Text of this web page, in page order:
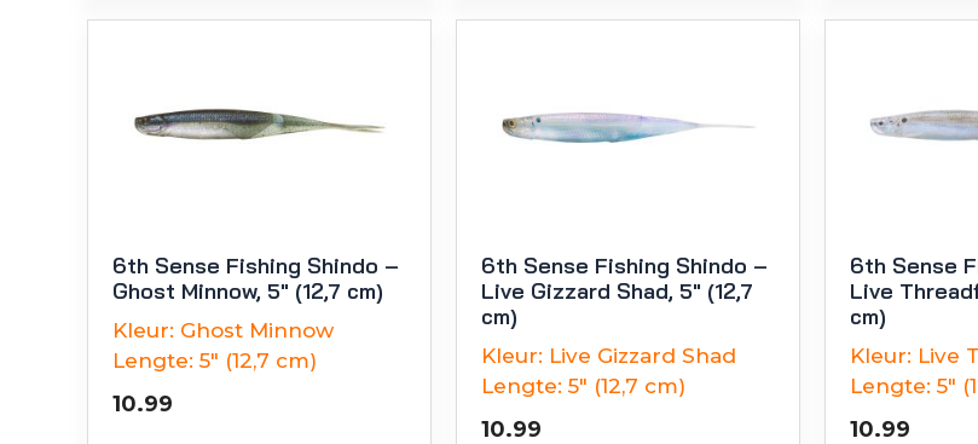
6th Sense Fishing Shindo –
Ghost Minnow, 5″ (12,7 cm)
Kleur: Ghost Minnow
Lengte: 5" (12,7 cm)
10.99
6th Sense Fishing Shindo –
Live Gizzard Shad, 5″ (12,7
cm)
Kleur: Live Gizzard Shad
Lengte: 5" (12,7 cm)
10.99
6th Sense
Live
cm)
Kleur: Live
Lengte: 5"
10.99